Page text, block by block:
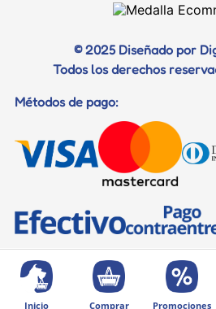
Inicio Comprar Promociones
© 2025 Diseñado por
Todos los derechos
Métodos de pago: